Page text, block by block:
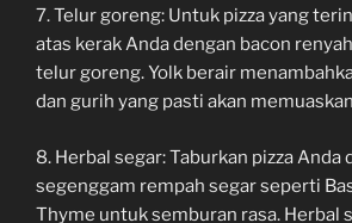
7. Telur goreng: Untuk pizza yang
atas kerak Anda dengan bacon
telur goreng. Yolk berair
dan gurih yang pasti akan
8. Herbal segar: Taburkan pizza Anda
segenggam rempah segar seperti
Thyme untuk semburan rasa. Herbal